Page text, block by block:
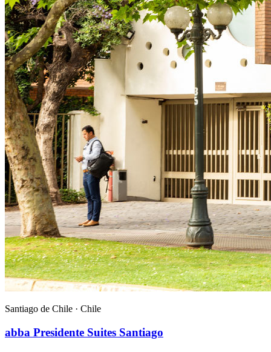
Santiago de Chile · Chile
abba Presidente Suites Santiago